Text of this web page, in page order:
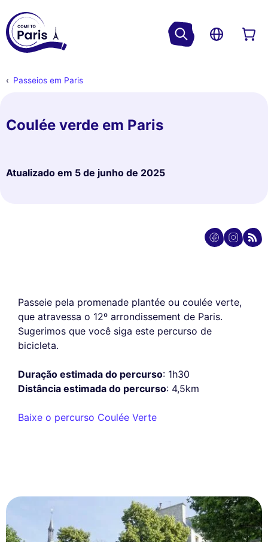
Passeios em Paris
Coulée verde em Paris
Atualizado em 5 de junho de 2025
Passeie pela promenade plantée ou coulée verte,
que atravessa o 12º arrondissement de Paris.
Sugerimos que você siga este percurso de
bicicleta.
Duração estimada do percurso: 1h30
Distância estimada do percurso: 4,5km
Baixe o percurso Coulée Verte